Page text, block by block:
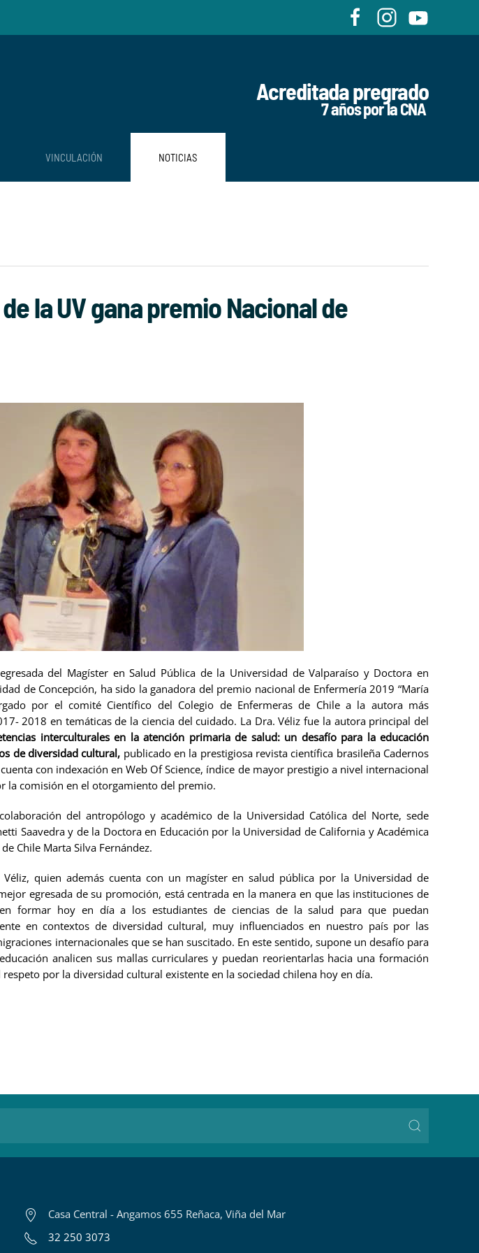
Acreditada pregrado
7 años por la CNA
VINCULACIÓN NOTICIAS
la UV gana premio Nacional de
del Magíster en Salud Pública de la Universidad de Valparaíso y Doctora en
de Concepción, ha sido la ganadora del premio nacional de Enfermería 2019 “María
por el comité Científico del Colegio de Enfermeras de Chile a la autora más
2018 en temáticas de la ciencia del cuidado. La Dra. Véliz fue la autora principal del
interculturales en la atención primaria de salud: un desafío para la educación
de diversidad cultural, publicado en la prestigiosa revista científica brasileña Cadernos
con indexación en Web Of Science, índice de mayor prestigio a nivel internacional
la comisión en el otorgamiento del premio.
del antropólogo y académico de la Universidad Católica del Norte, sede
Saavedra y de la Doctora en Educación por la Universidad de California y Académica
Chile Marta Silva Fernández.
quien además cuenta con un magíster en salud pública por la Universidad de
egresada de su promoción, está centrada en la manera en que las instituciones de
formar hoy en día a los estudiantes de ciencias de la salud para que puedan
en contextos de diversidad cultural, muy influenciados en nuestro país por las
internacionales que se han suscitado. En este sentido, supone un desafío para
analicen sus mallas curriculares y puedan reorientarlas hacia una formación
por la diversidad cultural existente en la sociedad chilena hoy en día.
Casa Central - Angamos 655 Reñaca, Viña del Mar
32 250 3073